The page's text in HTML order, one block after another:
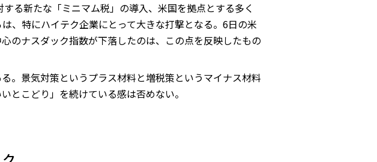
る新たな「ミニマム税」の導入、米国を拠点とする多く
、特にハイテク企業にとって大きな打撃となる。6日の米
のナスダック指数が下落したのは、この点を反映したもの
。景気対策というプラス材料と増税策というマイナス材料
とこどり」を続けている感は否めない。